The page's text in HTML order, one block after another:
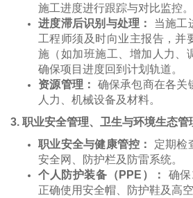
施工进度进行跟踪与对比监控。
进度滞后识别与处理：
当施工
工程师须及时向业主报告，并
施（如加班施工、增加人力、
确保项目进度回到计划轨道。
资源管理：
确保承包商在各关
人力、机械设备及材料。
3. 职业安全管理、卫生与环境生态管
职业安全与健康管控：
定期检
安全网、防护栏及防雷系统。
个人防护装备（PPE）：
确
正确使用安全帽、防护鞋及高